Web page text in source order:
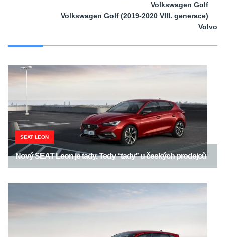
Volkswagen Golf
Volkswagen Golf (2019-2020 VIII. generace)
Volvo
SEAT LEON
Nový SEAT Leon je tady. Tedy “tady” u českých prodejců